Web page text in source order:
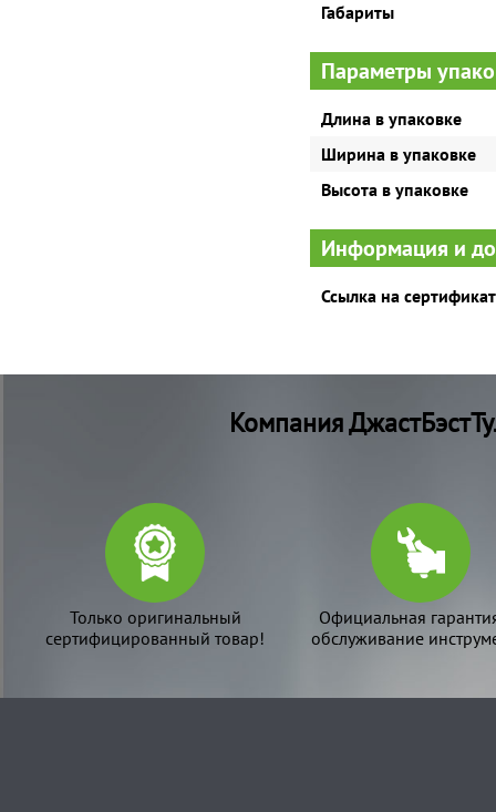
Габариты
Параметры
Длина в упаковке
Ширина в упаковке
Высота в упаковке
Информация и
Ссылка на сертификат
Компания
Только оригинальный
сертифицированный товар!
Официальная
обслуживание